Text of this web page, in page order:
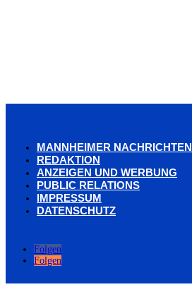
MANNHEIMER NACHRICHTEN
REDAKTION
ANZEIGEN UND WERBUNG
PUBLIC RELATIONS
IMPRESSUM
DATENSCHUTZ
Folgen
Folgen